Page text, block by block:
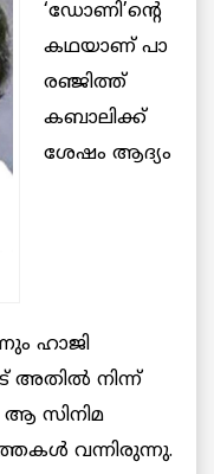
‘ഡോണി’ന്റെ
കഥയാണ് പാ
രഞ്ജിത്ത്
കബാലിക്ക്
ശേഷം ആദ്യം
ഹാജി
അതിൽ നിന്ന്
ആ സിനിമ
വന്നിരുന്നു.